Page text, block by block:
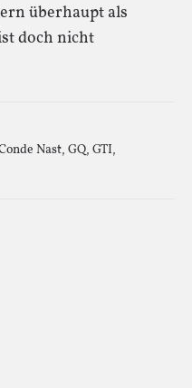
überhaupt als
doch nicht
Nast, GQ, GTI,